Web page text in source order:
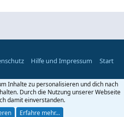
Hilfe und Impressum Start
Inhalte zu personalisieren und dich nach
Durch die Nutzung unserer Webseite
damit einverstanden.
Erfahre mehr…